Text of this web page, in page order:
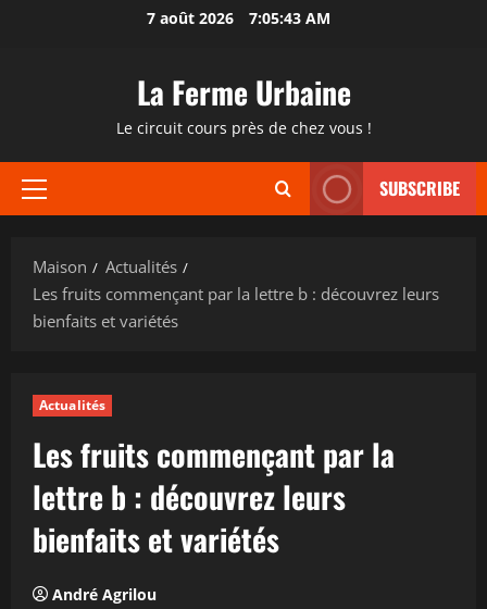
7 août 2026 7:05:44 AM
La Ferme Urbaine
Le circuit cours près de chez vous !
Menu
SUBSCRIBE
Maison
Actualités
Les fruits commençant par la lettre b : découvrez leurs
bienfaits et variétés
Actualités
Les fruits commençant par la
lettre b : découvrez leurs
bienfaits et variétés
André Agrilou